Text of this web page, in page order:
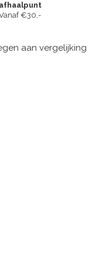
afhaalpunt
€30,-
aan vergelijking